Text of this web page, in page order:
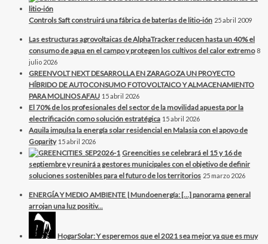
Controls Saft construirá una fábrica de baterías de litio-ión 25 abril 2009
Las estructuras agrovoltaicas de AlphaTracker reducen hasta un 40% el
consumo de agua en el campo y protegen los cultivos del calor extremo 8
julio 2026
GREENVOLT NEXT DESARROLLA EN ZARAGOZA UN PROYECTO
HÍBRIDO DE AUTOCONSUMO FOTOVOLTAICO Y ALMACENAMIENTO
PARA MOLINOS AFAU 15 abril 2026
El 70% de los profesionales del sector de la movilidad apuesta por la
electrificación como solución estratégica 15 abril 2026
Aquila impulsa la energía solar residencial en Malasia con el apoyo de
Goparity 15 abril 2026
Greencities se celebrará el 15 y 16 de
septiembre y reunirá a gestores municipales con el objetivo de definir
soluciones sostenibles para el futuro de los territorios 25 marzo 2026
ENERGÍA Y MEDIO AMBIENTE | Mundoenergía: […] panorama general
arrojan una luz positiv...
HogarSolar: Y esperemos que el 2021 sea mejor ya que es muy